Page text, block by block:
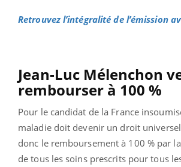
Retrouvez l’intégralité de l’émission
Jean-Luc Mélenchon
rembourser à 100 %
Pour le candidat de la France
maladie doit devenir un droit
donc le remboursement à 100 % par
de tous les soins prescrits pour tous